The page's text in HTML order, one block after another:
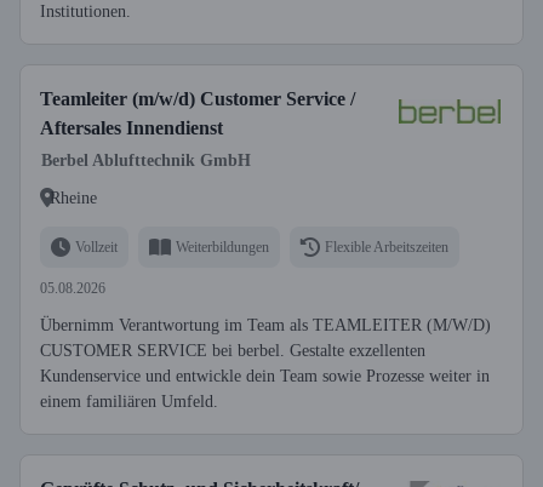
Institutionen.
Teamleiter (m/w/d) Customer Service /
Aftersales Innendienst
Berbel Ablufttechnik GmbH
Rheine
Vollzeit Weiterbildungen Flexible Arbeitszeiten
05.08.2026
Übernimm Verantwortung im Team als TEAMLEITER (M/W/D)
CUSTOMER SERVICE bei berbel. Gestalte exzellenten
Kundenservice und entwickle dein Team sowie Prozesse weiter in
einem familiären Umfeld.